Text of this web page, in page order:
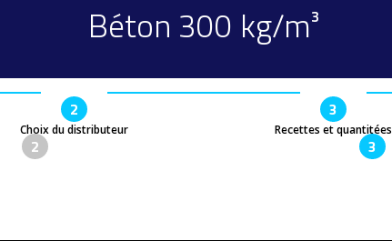
Béton 300 kg/m³
2
Choix du distributeur
3
Recettes et quantitées
2 3